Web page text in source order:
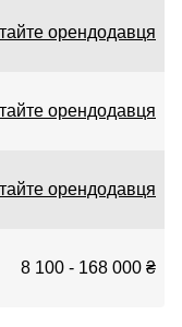
орендодавця
орендодавця
орендодавця
8 100 - 168 000 ₴